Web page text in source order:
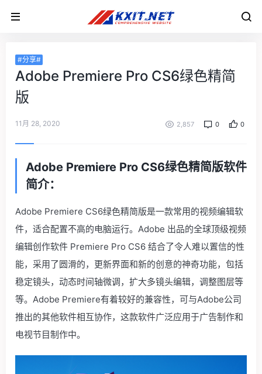
#分享#
Adobe Premiere Pro CS6绿色精简
版
11月 28, 2020 2,857 0 0
Adobe Premiere Pro CS6绿色精简版软件
简介：
Adobe Premiere CS6绿色精简版是一款常用的视频编辑软
件，适合配置不高的电脑运行。Adobe 出品的全球顶级视频
编辑创作软件 Premiere Pro CS6 结合了令人难以置信的性
能，采用了圆滑的，更新界面和新的创意的神奇功能，包括
稳定镜头，动态时间轴微调，扩大多镜头编辑，调整图层等
等。Adobe Premiere有着较好的兼容性，可与Adobe公司
推出的其他软件相互协作，这款软件广泛应用于广告制作和
电视节目制作中。